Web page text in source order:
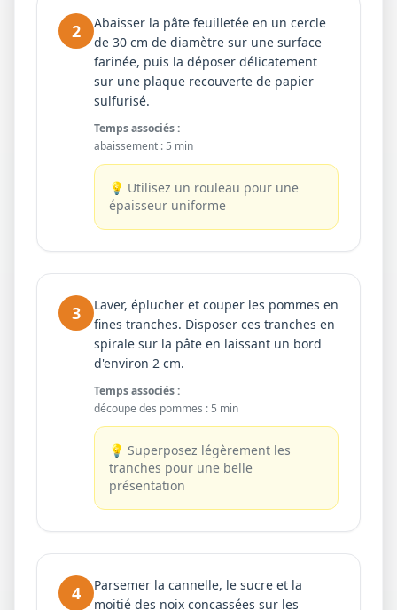
2
Abaisser la pâte feuilletée en un cercle
de 30 cm de diamètre sur une surface
farinée, puis la déposer délicatement
sur une plaque recouverte de papier
sulfurisé.
Temps associés :
abaissement : 5 min
💡 Utilisez un rouleau pour une
épaisseur uniforme
3
Laver, éplucher et couper les pommes en
fines tranches. Disposer ces tranches en
spirale sur la pâte en laissant un bord
d'environ 2 cm.
Temps associés :
découpe des pommes : 5 min
💡 Superposez légèrement les
tranches pour une belle
présentation
4
Parsemer la cannelle, le sucre et la
moitié des noix concassées sur les